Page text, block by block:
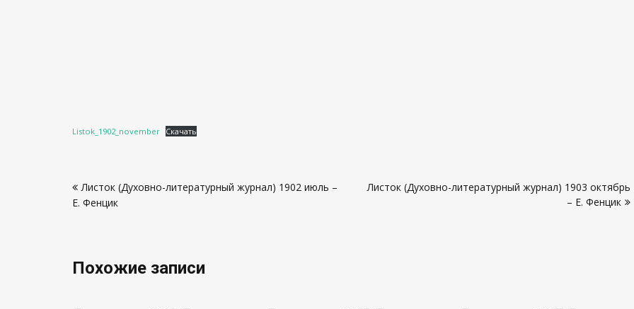
Listok_1902_november Скачать
поЛисток (Духовно-литературный журнал) 1902 июль –
Е. Фенцик
Листок (Духовно-литературный журнал) 1903 октябрь
– Е. Фенцик
Похожие записи